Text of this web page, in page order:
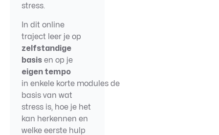
stress.
In d it online
traject leer je op
zelfstandige
basis en op je
eigen tempo
in enkele korte modules de
basis van wat
stress is, hoe je het
kan herkennen en
welke eerste hulp